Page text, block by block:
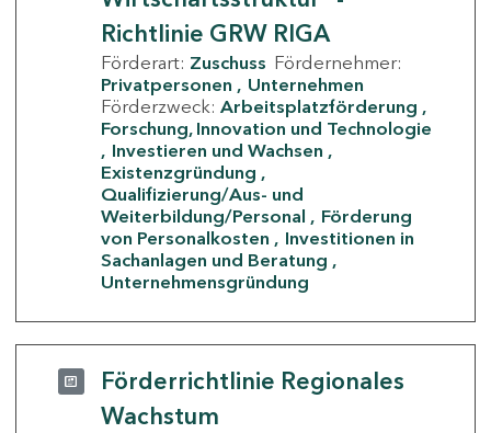
Richtlinie GRW RIGA
Förderart: Zuschuss Fördernehmer:
Privatpersonen
Unternehmen
Förderzweck: Arbeitsplatzförderung
Forschung, Innovation und Technologie
Investieren und Wachsen
Existenzgründung
Qualifizierung/Aus- und
Weiterbildung/Personal
Förderung
von Personalkosten
Investitionen in
Sachanlagen und Beratung
Unternehmensgründung
Förderrichtlinie Regionales
Wachstum